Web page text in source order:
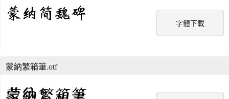
字體下載
蒙納繁箱筆.otf